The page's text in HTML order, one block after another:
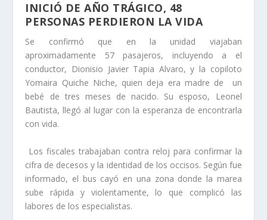
INICIÓ DE AÑO TRÁGICO, 48
PERSONAS PERDIERON LA VIDA
Se confirmó que en la unidad viajaban
aproximadamente 57 pasajeros, incluyendo a el
conductor, Dionisio Javier Tapia Alvaro, y la copiloto
Yomaira Quiche Niche, quien deja era madre de un
bebé de tres meses de nacido. Su esposo, Leonel
Bautista, llegó al lugar con la esperanza de encontrarla
con vida.
Los fiscales trabajaban contra reloj para confirmar la
cifra de decesos y la identidad de los occisos. Según fue
informado, el bus cayó en una zona donde la marea
sube rápida y violentamente, lo que complicó las
labores de los especialistas.